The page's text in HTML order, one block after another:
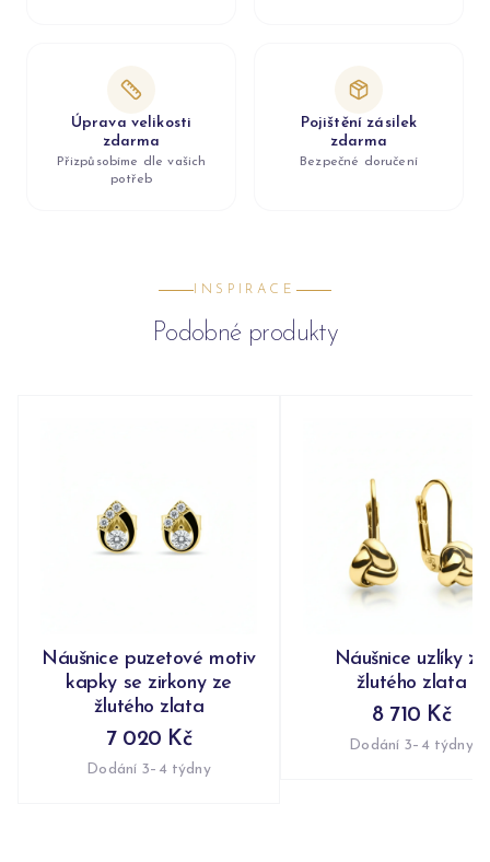
Úprava velikosti
zdarma
Přizpůsobíme dle vašich
potřeb
Pojištění zásilek
zdarma
Bezpečné doručení
INSPIRACE
Podobné produkty
Náušnice puzetové motiv
kapky se zirkony ze
žlutého zlata
7 020 Kč
Dodání 3–4 týdny
Náušnice uzlíky ze
žlutého zlata
8 710 Kč
Dodání 3–4 týdny